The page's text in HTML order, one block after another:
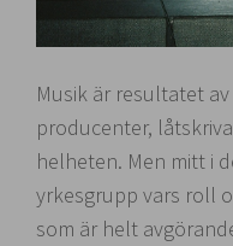
Musik är resultatet
producenter,
helheten. Men mitt i
yrkesgrupp vars roll
som är helt